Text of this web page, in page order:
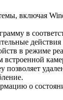
включая
в
действия
в режиме
встроенной
о